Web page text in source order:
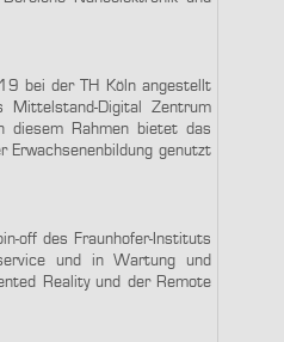
bei der TH Köln angestellt
Digital Zentrum
diesem Rahmen bietet das
Erwachsenenbildung genutzt
off des Fraunhofer-Instituts
und in Wartung und
Reality und der Remote